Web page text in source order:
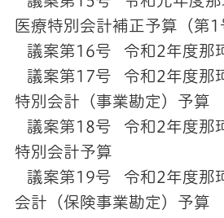
医療特別会計補正予算（第1
議案第16号 令和2年度那
議案第17号 令和2年度那
特別会計（事業勘定）予算
議案第18号 令和2年度那
特別会計予算
議案第19号 令和2年度那
会計（保険事業勘定）予算